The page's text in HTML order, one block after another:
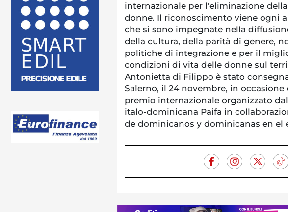
internazionale per l'eliminazione
donne. Il riconoscimento viene ogni
che si sono impegnate nella
della cultura, della parità di genere,
politiche di integrazione e per il
condizioni di vita delle donne sul
Antonietta di Filippo è stato
Salerno, il 24 novembre, in
premio internazionale organizzato
italo-dominicana Paifa in
de dominicanos y dominicanas en el